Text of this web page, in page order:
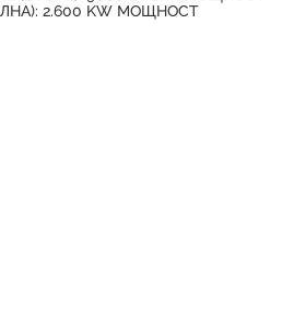
2.600 KW МОЩНОСТ